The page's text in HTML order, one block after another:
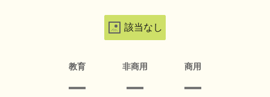
該当なし
教育 非商用 商用